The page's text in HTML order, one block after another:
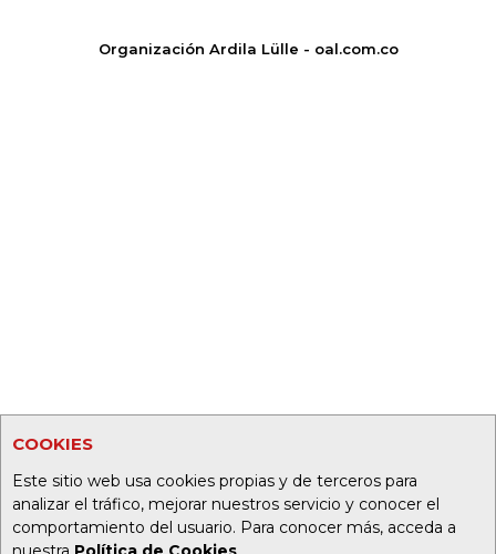
COOKIES
Este sitio web usa cookies propias y de terceros para
analizar el tráfico, mejorar nuestros servicio y conocer el
comportamiento del usuario. Para conocer más, acceda a
Organización Ardila Lülle - oal.com.co